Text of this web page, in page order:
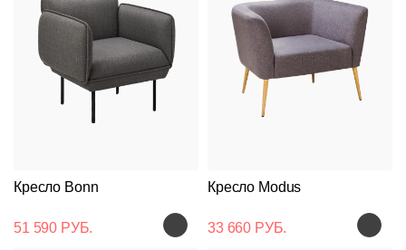
Кресло Bonn
51 590 РУБ.
Кресло Modus
33 660 РУБ.